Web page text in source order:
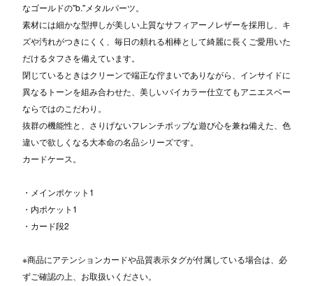
なゴールドの"b."メタルパーツ。
素材には細かな型押しが美しい上質なサフィアーノレザーを採用し、キ
ズや汚れがつきにくく、毎日の頼れる相棒として綺麗に長くご愛用いた
だけるタフさを備えています。
閉じているときはクリーンで端正な佇まいでありながら、インサイドに
異なるトーンを組み合わせた、美しいバイカラー仕立てもアニエスベー
ならではのこだわり。
抜群の機能性と、さりげないフレンチポップな遊び心を兼ね備えた、色
違いで欲しくなる大本命の名品シリーズです。
カードケース。
・メインポケット1
・内ポケット1
・カード段2
※商品にアテンションカードや品質表示タグが付属している場合は、必
ずご確認の上、お取扱いください。